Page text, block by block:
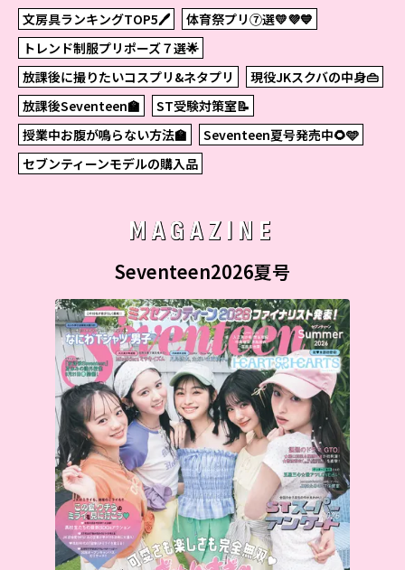
文房具ランキングTOP5🖊
体育祭プリ⑦選💛💜💙
トレンド制服プリポーズ７選🌟
放課後に撮りたいコスプリ&ネタプリ
現役JKスクバの中身👜
放課後Seventeen🏫
ST受験対策室📝
授業中お腹が鳴らない方法🏫
Seventeen夏号発売中🌻🩵
セブンティーンモデルの購入品
MAGAZINE
Seventeen2026夏号